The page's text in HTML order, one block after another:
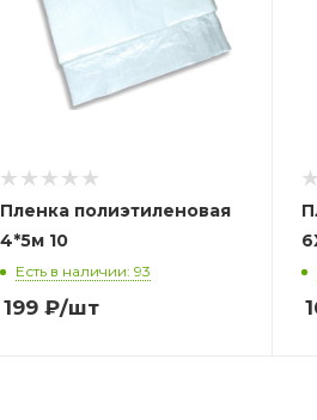
Пленка полиэтиленовая
4*5м 10
Есть в наличии: 93
199 ₽/шт